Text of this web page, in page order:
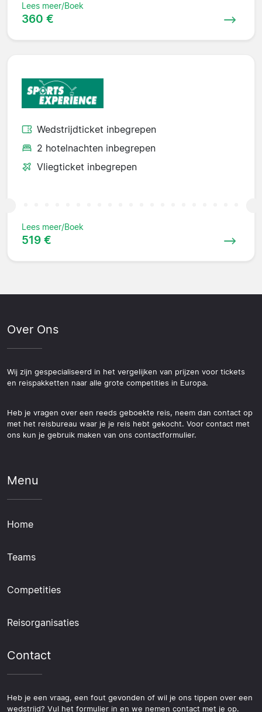
Lees meer/Boek
360 €
Wedstrijdticket inbegrepen
2 hotelnachten inbegrepen
Vliegticket inbegrepen
Lees meer/Boek
519 €
Over Ons
Wij zijn gespecialiseerd in het vergelijken van prijzen voor tickets
en reispakketten naar alle grote competities in Europa.
Heb je vragen over een reeds geboekte reis, neem dan contact op
met het reisbureau waar je je reis hebt gekocht. Voor contact met
ons kun je gebruik maken van ons contactformulier.
Menu
Home
Teams
Competities
Reisorganisaties
Contact
Heb je een vraag, een fout gevonden of wil je ons tippen over een
wedstrijd? Vul het formulier in en we nemen contact met je op.